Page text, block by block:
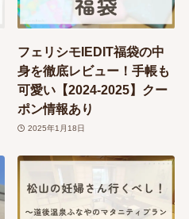
フェリシモIEDIT福袋の中
身を徹底レビュー！手帳も
可愛い【2024-2025】クー
ポン情報あり
2025年1月18日